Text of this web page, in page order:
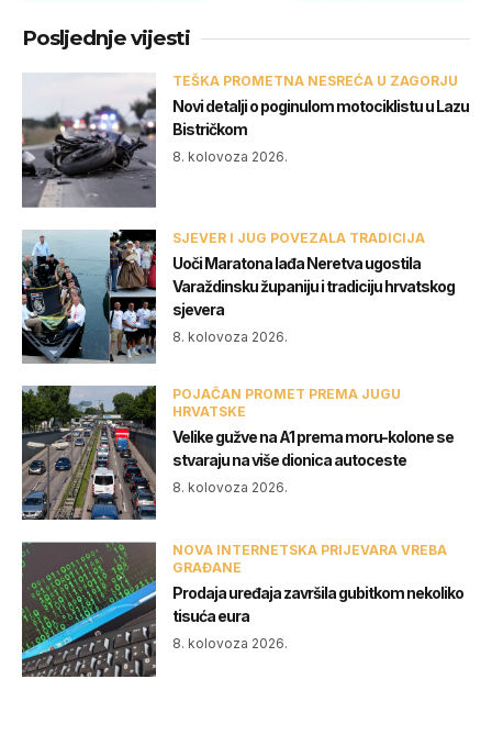
Posljednje vijesti
TEŠKA PROMETNA NESREĆA U ZAGORJU
Novi detalji o poginulom motociklistu u Lazu
Bistričkom
8. kolovoza 2026.
SJEVER I JUG POVEZALA TRADICIJA
Uoči Maratona lađa Neretva ugostila
Varaždinsku županiju i tradiciju hrvatskog
sjevera
8. kolovoza 2026.
POJAČAN PROMET PREMA JUGU
HRVATSKE
Velike gužve na A1 prema moru-kolone se
stvaraju na više dionica autoceste
8. kolovoza 2026.
NOVA INTERNETSKA PRIJEVARA VREBA
GRAĐANE
Prodaja uređaja završila gubitkom nekoliko
tisuća eura
8. kolovoza 2026.